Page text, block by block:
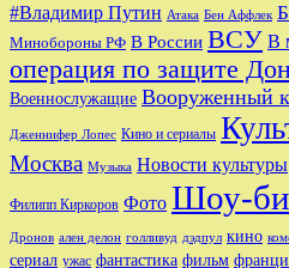
#Владимир Путин Атака Бен Аффлек
Минобороны РФ В России ВСУ В
операция по защите
Военнослужащие Вооруженный
Дженнифер Лопес Кино и сериалы
Москва Музыка Новости культуры
Филипп Киркоров Фото Шоу-
Дронов ален делон голливуд дэдпул кино
сериал ужас фантастика фильм